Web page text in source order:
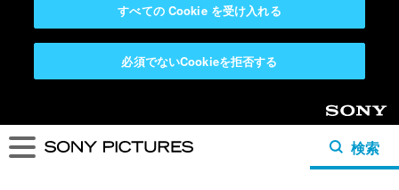
必須でないCookieを拒否する
すべての Cookie を受け入れる
Sony
検索